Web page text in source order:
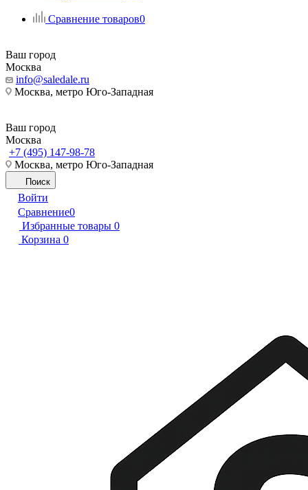
Сравнение товаров0
Ваш город
Москва
info@saledale.ru
Москва, метро Юго-Западная
Ваш город
Москва
+7 (495) 147-98-78
Москва, метро Юго-Западная
Поиск
Войти
Сравнение0
Избранные товары 0
Корзина 0